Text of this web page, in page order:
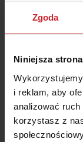
Zgoda
Niniejsza
i reklam, aby
analizować
korzystasz z